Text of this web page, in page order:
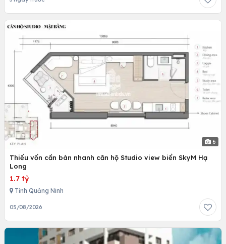
6
Thiếu vốn cần bán nhanh căn hộ Studio view biển SkyM Hạ
Long
1.7 tỷ
Tỉnh Quảng Ninh
05/08/2026